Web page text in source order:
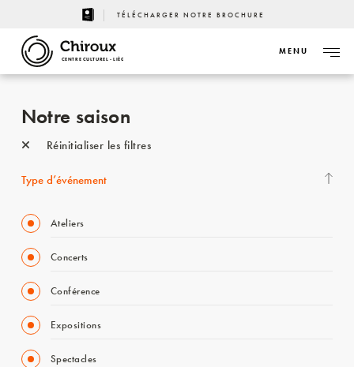
TÉLÉCHARGER NOTRE BROCHURE
CENTRE CULTUREL - LIÈGE
MENU
Notre saison
Réinitialiser les filtres
Type d’événement
Ateliers
Concerts
Conférence
Expositions
Spectacles